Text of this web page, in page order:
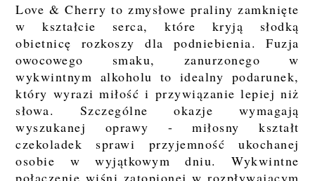
Love & Cherry to zmysłowe praliny zamknięte
w kształcie serca, które kryją słodką
obietnicę rozkoszy dla podniebienia. Fuzja
owocowego smaku, zanurzonego w
wykwintnym alkoholu to idealny podarunek,
który wyrazi miłość i przywiązanie lepiej niż
słowa. Szczególne okazje wymagają
wyszukanej oprawy - miłosny kształt
czekoladek sprawi przyjemność ukochanej
osobie w wyjątkowym dniu. Wykwintne